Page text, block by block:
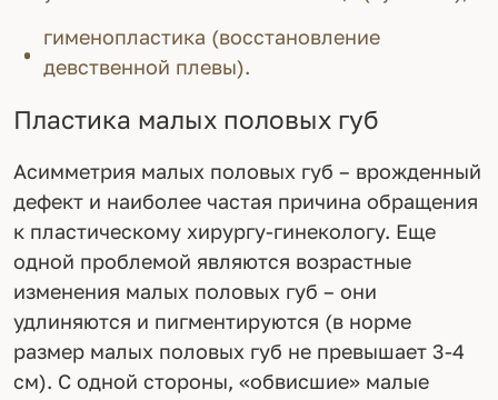
гименопластика (восстановление
девственной плевы).
Пластика малых половых губ
Асимметрия малых половых губ – врожденный
дефект и наиболее частая причина обращения
к пластическому хирургу-гинекологу. Еще
одной проблемой являются возрастные
изменения малых половых губ – они
удлиняются и пигментируются (в норме
размер малых половых губ не превышает 3-4
см). С одной стороны, «обвисшие» малые